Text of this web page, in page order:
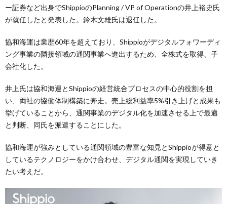
ー証券など出身でShippioのPlanning / VP of Operationの井上裕史氏
が就任したと発表した。鈴木文雄氏は退任した。
協和海運は業歴60年を超えており、Shippioがデジタルフォワーディ
ング事業の隣接領域の通関事業へ進出するため、全株式を取得、子
会社化した。
井上氏は協和海運とShippioの経営統合プロセスの中心的役割を担
い、両社の協働体制構築に奔走。売上総利益率5%引き上げと成果も
挙げていることから、通関事業のデジタル化を加速させる上で最適
と判断、同氏を派遣することにした。
協和海運が強みとしている通関領域の豊富な知見とShippioが得意と
しているテクノロジーをかけ合わせ、デジタル通関を実現していき
たい考えだ。